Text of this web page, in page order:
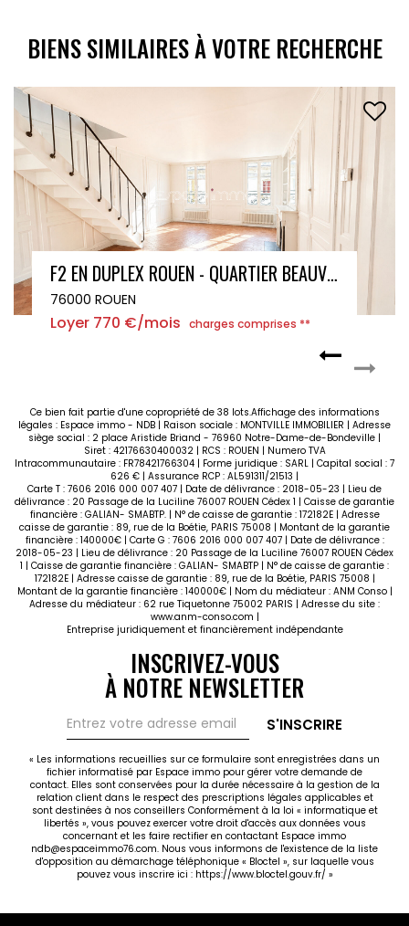
BIENS SIMILAIRES À VOTRE RECHERCHE
APPARTEMENT AVEC BALCON - ROUEN CENTRE - 72.75 m²
76000 ROUEN
Loyer 920 €/mois charges comprises **
Ce bien fait partie d'une copropriété de 38 lots.Affichage des informations
légales : Espace immo - NDB | Raison sociale : MONTVILLE IMMOBILIER | Adresse
siège social : 2 place Aristide Briand - 76960 Notre-Dame-de-Bondeville |
Siret : 42176630400032 | RCS : ROUEN | Numero TVA
Intracommunautaire : FR78421766304 | Forme juridique : SARL | Capital social : 7
626 € | Assurance RCP : AL591311/21513 |
Carte T : 7606 2016 000 007 407 | Date de délivrance : 2018-05-23 | Lieu de
délivrance : 20 Passage de la Luciline 76007 ROUEN Cédex 1 | Caisse de garantie
financière : GALIAN- SMABTP. | N° de caisse de garantie : 172182E | Adresse
caisse de garantie : 89, rue de la Boétie, PARIS 75008 | Montant de la garantie
financière : 140000€ | Carte G : 7606 2016 000 007 407 | Date de délivrance :
2018-05-23 | Lieu de délivrance : 20 Passage de la Luciline 76007 ROUEN Cédex
1 | Caisse de garantie financière : GALIAN- SMABTP | N° de caisse de garantie :
172182E | Adresse caisse de garantie : 89, rue de la Boétie, PARIS 75008 |
Montant de la garantie financière : 140000€ | Nom du médiateur : ANM Conso |
Adresse du médiateur : 62 rue Tiquetonne 75002 PARIS | Adresse du site :
www.anm-conso.com |
Entreprise juridiquement et financièrement indépendante
INSCRIVEZ-VOUS
À NOTRE NEWSLETTER
S'INSCRIRE
« Les informations recueillies sur ce formulaire sont enregistrées dans un
fichier informatisé par Espace immo pour gérer votre demande de
contact. Elles sont conservées pour la durée nécessaire à la gestion de la
relation client dans le respect des prescriptions légales applicables et
sont destinées à nos conseillers Conformément à la loi « informatique et
libertés », vous pouvez exercer votre droit d'accès aux données vous
concernant et les faire rectifier en contactant Espace immo
ndb@espaceimmo76.com. Nous vous informons de l'existence de la liste
d'opposition au démarchage téléphonique « Bloctel », sur laquelle vous
pouvez vous inscrire ici : https://www.bloctel.gouv.fr/ »